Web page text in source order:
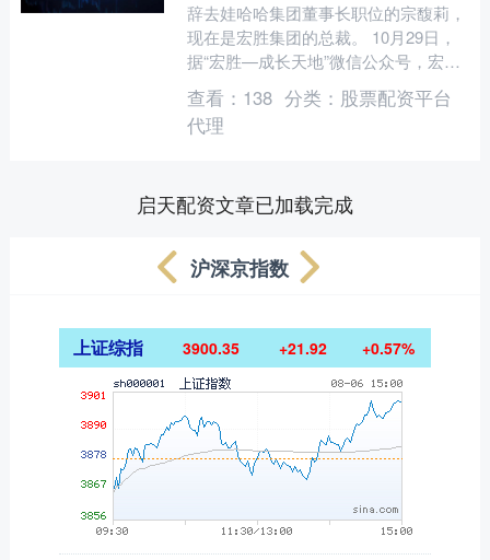
辞去娃哈哈集团董事长职位的宗馥莉，
现在是宏胜集团的总裁。 10月29日，
据“宏胜—成长天地”微信公众号，宏胜
集团片区工作会议在杭州顺利举行。会
议系统梳理2025....
查看： 138 分类： 股票配资平台
代理
启天配资文章已加载完成
沪深京指数
上证综指 3900.35 +21.92 +0.57%